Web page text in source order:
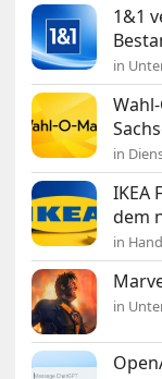
1&1
in
in
IKEA
dem
in
in